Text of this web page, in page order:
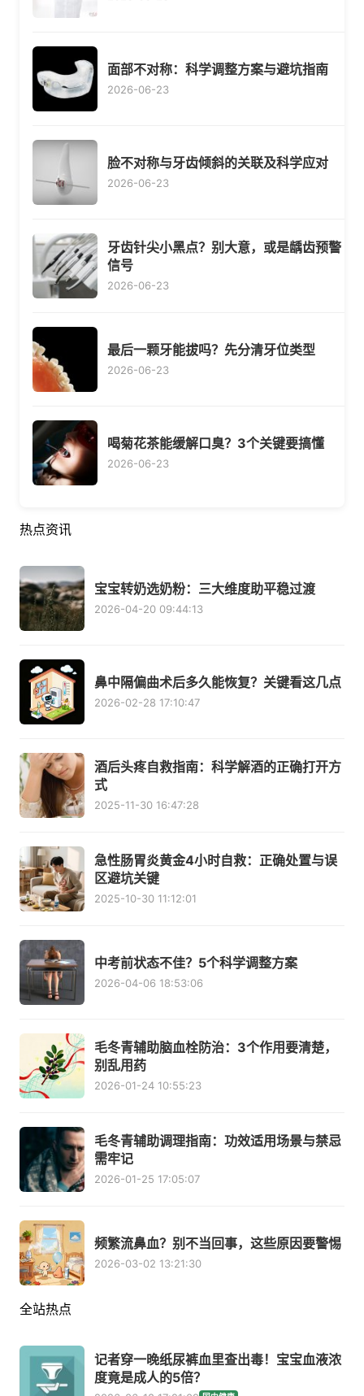
面部不对称：科学调整方案与避坑指南
2026-06-23
脸不对称与牙齿倾斜的关联及科学应对
2026-06-23
牙齿针尖小黑点？别大意，或是龋齿预警
信号
2026-06-23
最后一颗牙能拔吗？先分清牙位类型
2026-06-23
喝菊花茶能缓解口臭？3个关键要搞懂
2026-06-23
热点资讯
宝宝转奶选奶粉：三大维度助平稳过渡
2026-04-20 09:44:13
鼻中隔偏曲术后多久能恢复？关键看这几点
2026-02-28 17:10:47
酒后头疼自救指南：科学解酒的正确打开方
式
2025-11-30 16:47:28
急性肠胃炎黄金4小时自救：正确处置与误
区避坑关键
2025-10-30 11:12:01
中考前状态不佳？5个科学调整方案
2026-04-06 18:53:06
毛冬青辅助脑血栓防治：3个作用要清楚，
别乱用药
2026-01-24 10:55:23
毛冬青辅助调理指南：功效适用场景与禁忌
需牢记
2026-01-25 17:05:07
频繁流鼻血？别不当回事，这些原因要警惕
2026-03-02 13:21:30
全站热点
记者穿一晚纸尿裤血里查出毒！宝宝血液浓
度竟是成人的5倍？